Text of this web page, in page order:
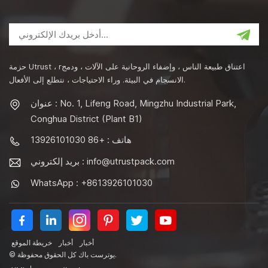
حزمة Utrust ، rاعتناق طبيعة الناس ، وإضفاء الروحانية على الآلات ، ودمج
الانسجام في البيئة. وراء الاحتياجات ، نتطلع إلى الأفعال.
عنوان : No. 1, Lifeng Road, Mingzhu Industrial Park,
Conghua District (Plant B1)
هاتف : +86 13926101030
بريد إلكتروني : info@utrustpack.com
WhatsApp : +8613926101030
خريطة الموقع أخبار
أخبار
© يوترست باك كل الحقوق محفوظة.